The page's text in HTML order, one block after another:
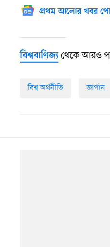
প্রথম আলোর খবর
বিশ্ববাণিজ্য থেকে আরও
বিশ্ব অর্থনীতি জাপান